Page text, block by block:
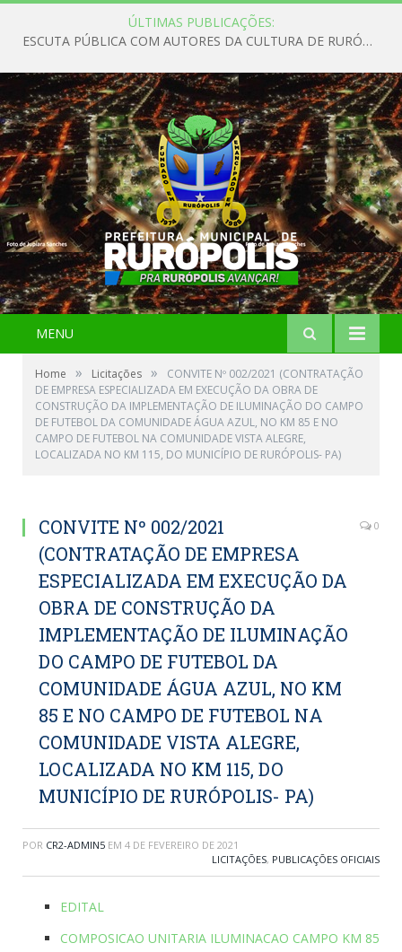
ÚLTIMAS PUBLICAÇÕES:
ESCUTA PÚBLICA COM AUTORES DA CULTURA DE RURÓPOLIS
MENU
Home » Licitações »
CONVITE Nº 002/2021 (CONTRATAÇÃO
DE EMPRESA ESPECIALIZADA EM EXECUÇÃO DA OBRA DE
CONSTRUÇÃO DA IMPLEMENTAÇÃO DE ILUMINAÇÃO DO CAMPO
DE FUTEBOL DA COMUNIDADE ÁGUA AZUL, NO KM 85 E NO
CAMPO DE FUTEBOL NA COMUNIDADE VISTA ALEGRE,
LOCALIZADA NO KM 115, DO MUNICÍPIO DE RURÓPOLIS- PA)
CONVITE Nº 002/2021
(CONTRATAÇÃO DE EMPRESA
ESPECIALIZADA EM EXECUÇÃO DA
OBRA DE CONSTRUÇÃO DA
IMPLEMENTAÇÃO DE ILUMINAÇÃO
DO CAMPO DE FUTEBOL DA
COMUNIDADE ÁGUA AZUL, NO KM
85 E NO CAMPO DE FUTEBOL NA
COMUNIDADE VISTA ALEGRE,
LOCALIZADA NO KM 115, DO
MUNICÍPIO DE RURÓPOLIS- PA)
0
POR CR2-ADMIN5 EM 4 DE FEVEREIRO DE 2021
LICITAÇÕES, PUBLICAÇÕES OFICIAIS
EDITAL
COMPOSICAO UNITARIA ILUMINACAO CAMPO KM 85